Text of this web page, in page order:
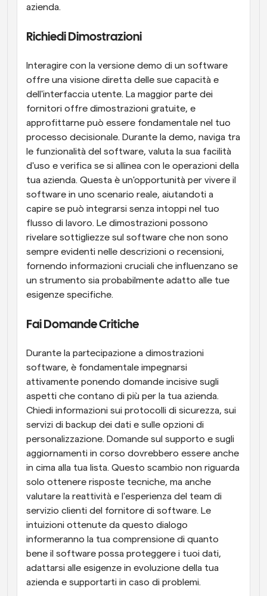
azienda.
Richiedi Dimostrazioni
Interagire con la versione demo di un software
offre una visione diretta delle sue capacità e
dell'interfaccia utente. La maggior parte dei
fornitori offre dimostrazioni gratuite, e
approfittarne può essere fondamentale nel tuo
processo decisionale. Durante la demo, naviga tra
le funzionalità del software, valuta la sua facilità
d'uso e verifica se si allinea con le operazioni della
tua azienda. Questa è un'opportunità per vivere il
software in uno scenario reale, aiutandoti a
capire se può integrarsi senza intoppi nel tuo
flusso di lavoro. Le dimostrazioni possono
rivelare sottigliezze sul software che non sono
sempre evidenti nelle descrizioni o recensioni,
fornendo informazioni cruciali che influenzano se
un strumento sia probabilmente adatto alle tue
esigenze specifiche.
Fai Domande Critiche
Durante la partecipazione a dimostrazioni
software, è fondamentale impegnarsi
attivamente ponendo domande incisive sugli
aspetti che contano di più per la tua azienda.
Chiedi informazioni sui protocolli di sicurezza, sui
servizi di backup dei dati e sulle opzioni di
personalizzazione. Domande sul supporto e sugli
aggiornamenti in corso dovrebbero essere anche
in cima alla tua lista. Questo scambio non riguarda
solo ottenere risposte tecniche, ma anche
valutare la reattività e l'esperienza del team di
servizio clienti del fornitore di software. Le
intuizioni ottenute da questo dialogo
informeranno la tua comprensione di quanto
bene il software possa proteggere i tuoi dati,
adattarsi alle esigenze in evoluzione della tua
azienda e supportarti in caso di problemi.